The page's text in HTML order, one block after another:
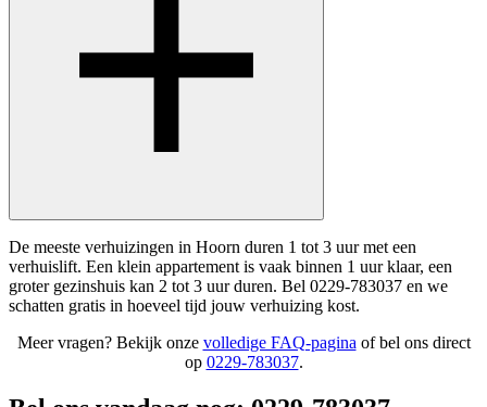
De meeste verhuizingen in Hoorn duren 1 tot 3 uur met een
verhuislift. Een klein appartement is vaak binnen 1 uur klaar, een
groter gezinshuis kan 2 tot 3 uur duren. Bel 0229-783037 en we
schatten gratis in hoeveel tijd jouw verhuizing kost.
Meer vragen? Bekijk onze volledige FAQ-pagina of bel ons direct
op 0229-783037.